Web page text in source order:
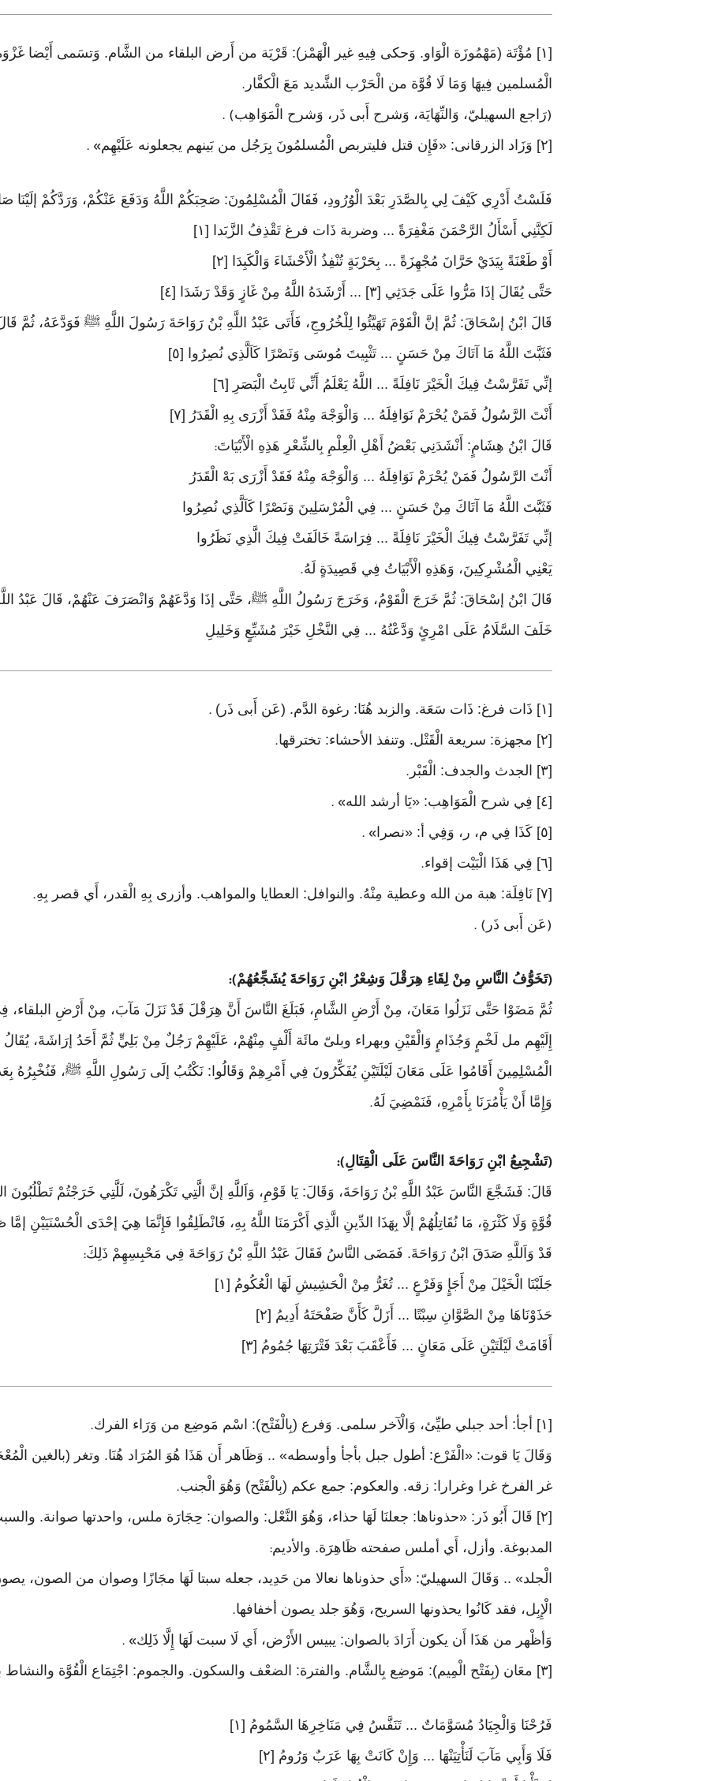
[١] مُؤْتَة (مَهْمُوزَة الْوَاو. وَحكى فِيهِ غير الْهَمْز): قَرْيَة من أَرض البلقاء من الشَّام. وَتسَمى أَيْضا
الْمُسلمين فِيهَا وَمَا لَا قُوَّة من الْحَرْب الشَّديد مَعَ الْكفَّار .
(رَاجع السهيليّ، وَالنِّهَايَة، وَشرح أَبى ذَر، وَشرح الْمَوَاهِب) .
[٢] وَزَاد الزرقانى: «فَإِن قتل فليتربص الْمُسلمُونَ بِرَجُل من بَينهم يجعلونه عَلَيْهِم » .
فَلَسْتُ أَدْرِي كَيْفَ لِي بِالصَّدَرِ بَعْدَ الْوُرُودِ، فَقَالَ الْمُسْلِمُونَ: صَحِبَكُمْ اللَّهُ وَدَفَعَ عَنْكُمْ، وَرَدَّكُمْ إلَيْنَا
لَكِنَّنِي أَسْأَلُ الرَّحْمَنَ مَغْفِرَةً ... وضربة ذَات فرغ تَقْذِفُ الزَّبَدا [١]
أَوْ طَعْنَةً بِيَدَيْ حَرَّانَ مُجْهِزَةً ... بِحَرْبَةٍ تُنْفِذُ الْأَحْشَاءَ وَالْكَبِدَا [٢]
حَتَّى يُقَالَ إذَا مَرُّوا عَلَى جَدَثِي [٣] ... أَرْشَدَهُ اللَّهُ مِنْ غَازٍ وَقَدْ رَشَدَا [٤]
قَالَ ابْنُ إسْحَاقَ: ثُمَّ إنَّ الْقَوْمَ تَهَيَّئُوا لِلْخُرُوجِ، فَأَتَى عَبْدُ اللَّهِ بْنُ رَوَاحَةَ رَسُولَ اللَّهِ ﷺ فَوَدَّعَهُ، ثُمَّ
فَثَبَّتَ اللَّهُ مَا آتَاكَ مِنْ حَسَنٍ ... تَثْبِيتَ مُوسَى وَنَصْرًا كَاَلَّذِي نُصِرُوا [٥]
إنِّي تَفَرَّسْتُ فِيكَ الْخَيْرَ نَافِلَةً ... اللَّهُ يَعْلَمُ أَنِّي ثَابِتُ الْبَصَرِ [٦]
أَنْتَ الرَّسُولُ فَمَنْ يُحْرَمْ نَوَافِلَهُ ... وَالْوَجْهَ مِنْهُ فَقَدْ أَزْرَى بِهِ الْقَدَرُ [٧]
قَالَ ابْنُ هِشَامٍ: أَنْشَدَنِي بَعْضُ أَهْلِ الْعِلْمِ بِالشِّعْرِ هَذِهِ الْأَبْيَاتَ:
أَنْتَ الرَّسُولُ فَمَنْ يُحْرَمْ نَوَافِلَهُ ... وَالْوَجْهَ مِنْهُ فَقَدْ أَزْرَى بَهْ الْقَدَرُ
فَثَبَّتَ اللَّهُ مَا آتَاكَ مِنْ حَسَنٍ ... فِي الْمُرْسَلِينَ وَنَصْرًا كَاَلَّذِي نُصِرُوا
إنِّي تَفَرَّسْتُ فِيكَ الْخَيْرَ نَافِلَةً ... فِرَاسَةً خَالَفَتْ فِيكَ الَّذِي نَظَرُوا
يَعْنِي الْمُشْرِكِينَ، وَهَذِهِ الْأَبْيَاتُ فِي قَصِيدَةٍ لَهُ.
قَالَ ابْنُ إسْحَاقَ: ثُمَّ خَرَجَ الْقَوْمُ، وَخَرَجَ رَسُولُ اللَّهِ ﷺ، حَتَّى إذَا وَدَّعَهُمْ وَانْصَرَفَ عَنْهُمْ، قَالَ عَبْدُ
خَلَفَ السَّلَامُ عَلَى امْرِئٍ وَدَّعْتُهُ ... فِي النَّخْلِ خَيْرَ مُشَيِّعٍ وَخَلِيلِ
[١] ذَات فرغ: ذَات سَعَة. والزبد هُنَا: رغوة الدَّم. (عَن أَبى ذَر) .
[٢] مجهزة: سريعة الْقَتْل. وتنفذ الأحشاء: تخترقها .
[٣] الجدث والجدف: الْقَبْر .
[٤] فِي شرح الْمَوَاهِب: «يَا أرشد الله » .
[٥] كَذَا فِي م، ر، وَفِي أ: «نصرا » .
[٦] فِي هَذَا الْبَيْت إقواء .
[٧] نَافِلَة: هبة من الله وعطية مِنْهُ. والنوافل: العطايا والمواهب. وأزرى بِهِ الْقدر، أَي قصر بِهِ .
(عَن أَبى ذَر ) .
(تَخَوُّفُ النَّاسِ مِنْ لِقَاءِ هِرَقْلَ وَشِعْرُ ابْنِ رَوَاحَةَ يُشَجِّعُهُمْ):
ثُمَّ مَضَوْا حَتَّى نَزَلُوا مَعَانَ، مِنْ أَرْضِ الشَّامِ، فَبَلَغَ النَّاسَ أَنَّ هِرَقْلَ قَدْ نَزَلَ مَآبَ، مِنْ أَرْضِ البلقاء،
إِلَيْهِم مل لَخْمٍ وَجُذَامٍ وَالْقَيْنِ وبهراء وبلىّ مائَة أَلْفٍ مِنْهُمْ، عَلَيْهِمْ رَجُلٌ مِنْ بَلِيٍّ ثُمَّ أَحَدُ إرَاشَةَ، يُقَالُ
الْمُسْلِمِينَ أَقَامُوا عَلَى مَعَانَ لَيْلَتَيْنِ يُفَكِّرُونَ فِي أَمْرِهِمْ وَقَالُوا: نَكْتُبُ إلَى رَسُولِ اللَّهِ ﷺ، فَنُخْبِرُهُ بِعَدَدِ
وَإِمَّا أَنْ يَأْمُرَنَا بِأَمْرِهِ، فَنَمْضِيَ لَهُ.
(تَشْجِيعُ ابْنِ رَوَاحَةَ النَّاسَ عَلَى الْقِتَالِ):
قَالَ: فَشَجَّعَ النَّاسَ عَبْدُ اللَّهِ بْنُ رَوَاحَةَ، وَقَالَ: يَا قَوْمِ، وَاَللَّهِ إنَّ الَّتِي تَكْرَهُونَ، لَلَّتِي خَرَجْتُمْ تَطْلُبُونَ
قُوَّةٍ وَلَا كَثْرَةٍ، مَا نُقَاتِلُهُمْ إلَّا بِهَذَا الدِّينِ الَّذِي أَكْرَمَنَا اللَّهُ بِهِ، فَانْطَلِقُوا فَإِنَّمَا هِيَ إحْدَى الْحُسْنَيَيْنِ
قَدْ وَاَللَّهِ صَدَقَ ابْنُ رَوَاحَةَ. فَمَضَى النَّاسُ فَقَالَ عَبْدُ اللَّهِ بْنُ رَوَاحَةَ فِي مَحْبِسِهِمْ ذَلِكَ:
جَلَبْنَا الْخَيْلَ مِنْ أَجَإٍ وَفَرْعٍ ... تُغَرُّ مِنْ الْحَشِيشِ لَهَا الْعُكُومُ [١]
حَذَوْنَاهَا مِنْ الصَّوَّانِ سِبْتًا ... أَزَلَّ كَأَنَّ صَفْحَتَهُ أَدِيمُ [٢]
أَقَامَتْ لَيْلَتَيْنِ عَلَى مَعَانٍ ... فَأَعْقَبَ بَعْدَ فَتْرَتِهَا جُمُومُ [٣]
[١] أجأ: أحد جبلي طيِّئ، وَالْآخر سلمى. وَفرع (بِالْفَتْح): اسْم مَوضِع من وَرَاء الفرك .
وَقَالَ يَا قوت: «الْفَرْع: أطول جبل بأجأ وأوسطه» .. وَظَاهر أَن هَذَا هُوَ المُرَاد هُنَا. وتغر (بالغين
غر الفرخ غرا وغرارا: زقه. والعكوم: جمع عكم (بِالْفَتْح) وَهُوَ الْجنب.
[٢] قَالَ أَبُو ذَر: «حذوناها: جعلنَا لَهَا حذاء، وَهُوَ النَّعْل: والصوان: حِجَارَة ملس، واحدتها صوانة.
المدبوغة. وأزل، أَي أملس صفحته ظَاهِرَة. والأديم:
الْجلد» .. وَقَالَ السهيليّ: «أَي حذوناها نعالا من حَدِيد، جعله سبتا لَهَا مجَازًا وصوان من الصون،
الْإِبِل، فقد كَانُوا يحذونها السريح، وَهُوَ جلد يصون أخفافها.
وَأظْهر من هَذَا أَن يكون أَرَادَ بالصوان: يبيس الأَرْض، أَي لَا سبت لَهَا إِلَّا ذَلِك» .
[٣] معَان (بِفَتْح الْمِيم): مَوضِع بِالشَّام. والفترة: الضعْف والسكون. والجموم: اجْتِمَاع الْقُوَّة والنشاط بعد الرَّاحَة
فَرُحْنَا وَالْجِيَادُ مُسَوَّمَاتٌ ... تَنَفَّسُ فِي مَنَاخِرِهَا السَّمُومُ [١]
فَلَا وَأَبِي مَآبَ لَنَأْتِيَنْهَا ... وَإِنْ كَانَتْ بِهَا عَرَبٌ وَرُومُ [٢]